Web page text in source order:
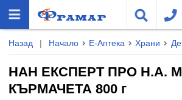
Назад | Начало Е-Аптека Храни
НАН ЕКСПЕРТ ПРО H.A.
КЪРМАЧЕТА 800 г